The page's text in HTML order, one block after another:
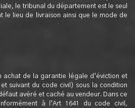
le tribunal du département est le seul
le lieu de livraison ainsi que le mode de
achat de la garantie légale d’éviction et
suivant du code civil) sous la condition
avéré et caché au vendeur. Dans ce
à l’Art 1641 du code civil,